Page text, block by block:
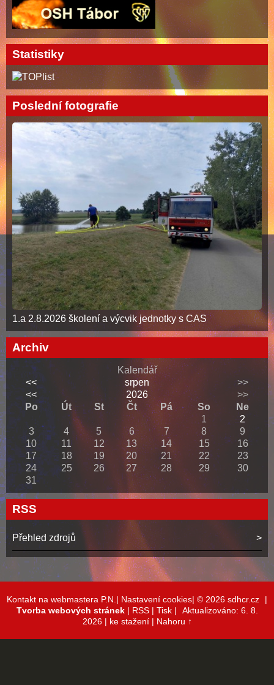
Statistiky
Poslední fotografie
1.a 2.8.2026 školení a výcvik jednotky s CAS
Archiv
Kalendář
<<
srpen
>>
<<
2026
>>
Po
Út St Čt Pá So
Ne
1
2
3
4 5 6 7 8
9
10
11 12 13 14 15
16
17
18 19 20 21 22
23
24
25 26 27 28 29
30
31
RSS
Přehled zdrojů
Kontakt na webmastera P.N.| Nastavení cookies| © 2026 sdhcr.cz
|
Tvorba webových stránek| RSS| Tisk|
Aktualizováno: 6. 8.
2026 | ke stažení | Nahoru ↑